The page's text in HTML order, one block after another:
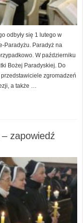
odbyły się 1 lutego w
Paradyżu. Paradyż na
W październiku
Bożej Paradyskiej. Do
zgromadzeń
a także …
zapowiedź